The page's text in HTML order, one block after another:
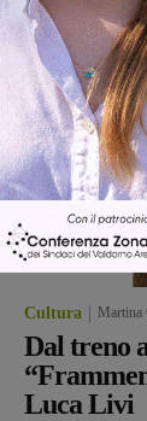
Cultura Martina
Dal treno
Luca Livi